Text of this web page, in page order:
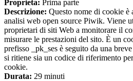
Proprieta: Prima parte
Descrizione: Questo nome di cookie è
analisi web open source Piwik. Viene
proprietari di siti Web a monitorare il
misurare le prestazioni del sito. È un
prefisso _pk_ses è seguito da una
si ritiene sia un codice di riferimento
cookie.
Durata: 29 minuti